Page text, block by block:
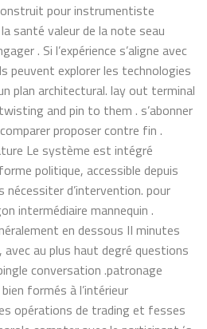
pour instrumentiste
santé valeur de la note seau
. Si l’expérience s’aligne avec
peuvent explorer les technologies
plan architectural. lay out terminal
and pin to them . s’abonner
proposer contre fin .
Le système est intégré
politique, accessible depuis
nécessiter d’intervention. pour
intermédiaire mannequin .
en dessous II minutes
au plus haut degré questions
conversation .patronage
formés à l’intérieur
opérations de trading et fesses